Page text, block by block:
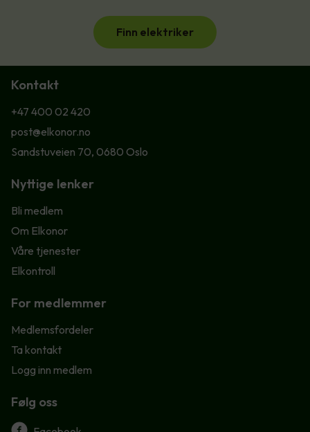
Finn elektriker
Kontakt
+47 400 02 420
post@elkonor.no
Sandstuveien 70, 0680 Oslo
Nyttige lenker
Bli medlem
Om Elkonor
Våre tjenester
Elkontroll
For medlemmer
Medlemsfordeler
Ta kontakt
Logg inn medlem
Følg oss